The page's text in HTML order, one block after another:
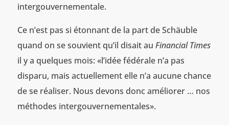
intergouvernementale.
Ce n’est pas si étonnant de la part de Schäuble
quand on se souvient qu’il disait au Financial Times
il y a quelques mois: «l’idée fédérale n’a pas
disparu, mais actuellement elle n’a aucune chance
de se réaliser. Nous devons donc améliorer … nos
méthodes intergouvernementales».